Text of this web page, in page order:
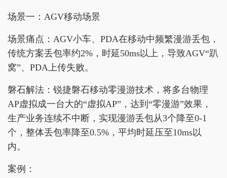
场景一：AGV移动场景
场景痛点：AGV小车、PDA在移动中频繁漫游丢包，
传统方案丢包率约2%，时延50ms以上，导致AGV“趴
窝”、PDA上传失败。
磐石解法：锐捷磐石移动零漫游技术，将多台物理
AP虚拟成一台大的“虚拟AP”，达到“零漫游”效果，
生产业务连续不中断，实现漫游丢包从3个降至0-1
个，整体丢包率降至0.5%，平均时延压至10ms以
内。
案例：